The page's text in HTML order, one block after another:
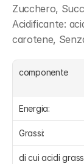
Zucchero,
Acidificante:
carotene,
componente
Energia:
Grassi:
di cui acidi